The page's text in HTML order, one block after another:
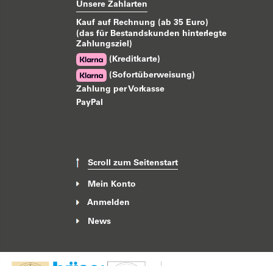
Unsere Zahlarten
Kauf auf Rechnung (ab 35 Euro)
(das für Bestandskunden hinterlegte
Zahlungsziel)
(Kreditkarte)
(Sofortüberweisung)
Zahlung per Vorkasse
PayPal
Scroll zum Seitenstart
Mein Konto
Anmelden
News